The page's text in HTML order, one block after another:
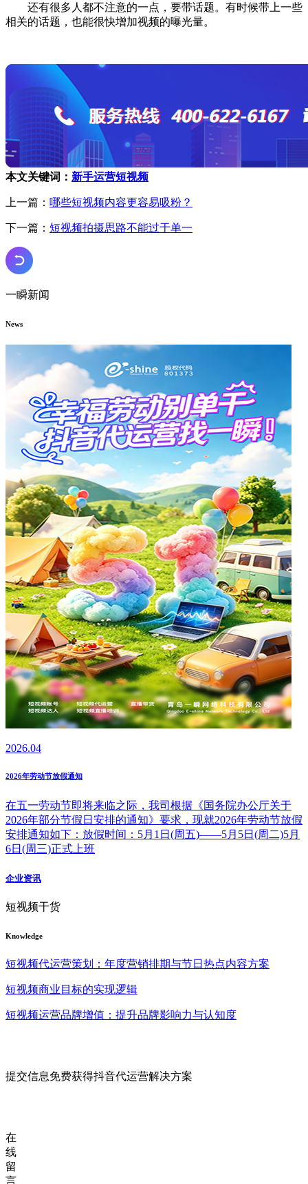
还有很多人都不注意的一点，要带话题。有时候带上一些
相关的话题，也能很快增加视频的曝光量。
本文关键词： 新手运营短视频
上一篇： 哪些短视频内容更容易吸粉？
下一篇： 短视频拍摄思路不能过于单一
一瞬新闻
News
2026.04
2026年劳动节放假通知
在五一劳动节即将来临之际，我司根据《国务院办公厅关于
2026年部分节假日安排的通知》要求，现就2026年劳动节放假
安排通知如下：放假时间：5月1日(周五)——5月5日(周二)5月
6日(周三)正式上班
企业资讯
短视频干货
Knowledge
短视频代运营策划：年度营销排期与节日热点内容方案
短视频商业目标的实现逻辑
短视频运营品牌增值：提升品牌影响力与认知度
提交信息免费获得抖音代运营解决方案
在
线
留
言